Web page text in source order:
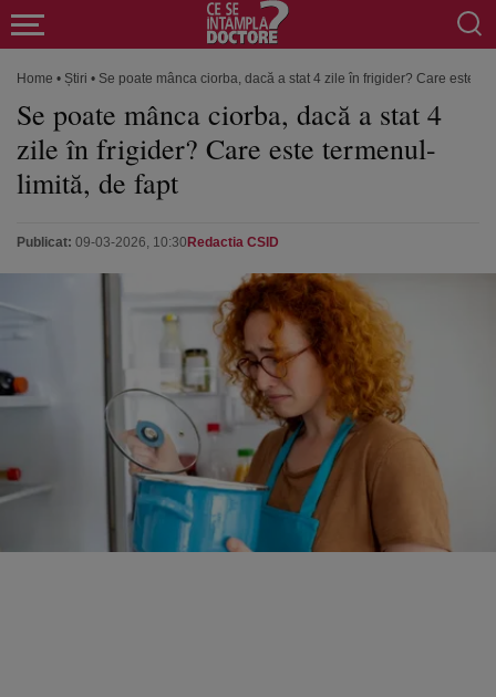
Home • Știri • Se poate mânca ciorba, dacă a stat 4 zile în frigider? Care este
Se poate mânca ciorba, dacă a stat 4
zile în frigider? Care este termenul-
limită, de fapt
Publicat: 09-03-2026, 10:30 Redactia CSID